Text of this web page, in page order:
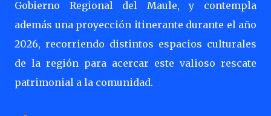
Gobierno Regional del Maule, y contempla
además una proyección itinerante durante el año
2026, recorriendo distintos espacios culturales
de la región para acercar este valioso rescate
patrimonial a la comunidad.